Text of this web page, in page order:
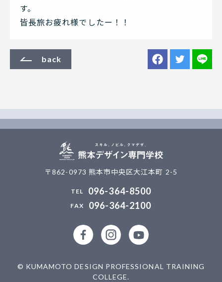
す。
皆長旅お疲れ様でしたー！！
back
〒862-0973 熊本市中央区大江本町 2-5
096-364-8500
096-364-2100
公式facebookページ
公式Instagramアカウント
© KUMAMOTO DESIGN PROFESSIONAL TRAINING
COLLEGE.